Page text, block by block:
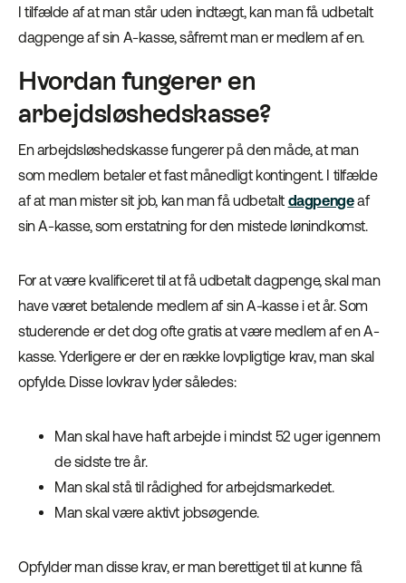
I tilfælde af at man står uden indtægt, kan man få udbetalt
dagpenge af sin A-kasse, såfremt man er medlem af en.
Hvordan fungerer en
arbejdsløshedskasse?
En arbejdsløshedskasse fungerer på den måde, at man
som medlem betaler et fast månedligt kontingent. I tilfælde
af at man mister sit job, kan man få udbetalt dagpengeaf
sin A-kasse, som erstatning for den mistede lønindkomst.
For at være kvalificeret til at få udbetalt dagpenge, skal man
have været betalende medlem af sin A-kasse i et år. Som
studerende er det dog ofte gratis at være medlem af en A-
kasse. Yderligere er der en række lovpligtige krav, man skal
opfylde. Disse lovkrav lyder således:
Man skal have haft arbejde i mindst 52 uger igennem
de sidste tre år.
Man skal stå til rådighed for arbejdsmarkedet.
Man skal være aktivt jobsøgende.
Opfylder man disse krav, er man berettiget til at kunne få